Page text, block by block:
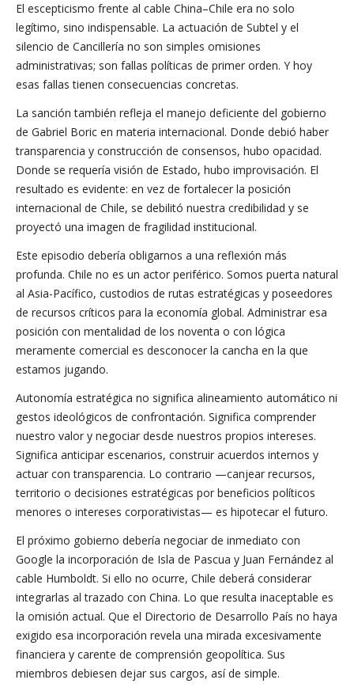
El escepticismo frente al cable China–Chile era no solo
legítimo, sino indispensable. La actuación de Subtel y el
silencio de Cancillería no son simples omisiones
administrativas; son fallas políticas de primer orden. Y hoy
esas fallas tienen consecuencias concretas.
La sanción también refleja el manejo deficiente del gobierno
de Gabriel Boric en materia internacional. Donde debió haber
transparencia y construcción de consensos, hubo opacidad.
Donde se requería visión de Estado, hubo improvisación. El
resultado es evidente: en vez de fortalecer la posición
internacional de Chile, se debilitó nuestra credibilidad y se
proyectó una imagen de fragilidad institucional.
Este episodio debería obligarnos a una reflexión más
profunda. Chile no es un actor periférico. Somos puerta natural
al Asia-Pacífico, custodios de rutas estratégicas y poseedores
de recursos críticos para la economía global. Administrar esa
posición con mentalidad de los noventa o con lógica
meramente comercial es desconocer la cancha en la que
estamos jugando.
Autonomía estratégica no significa alineamiento automático ni
gestos ideológicos de confrontación. Significa comprender
nuestro valor y negociar desde nuestros propios intereses.
Significa anticipar escenarios, construir acuerdos internos y
actuar con transparencia. Lo contrario —canjear recursos,
territorio o decisiones estratégicas por beneficios políticos
menores o intereses corporativistas— es hipotecar el futuro.
El próximo gobierno debería negociar de inmediato con
Google la incorporación de Isla de Pascua y Juan Fernández al
cable Humboldt. Si ello no ocurre, Chile deberá considerar
integrarlas al trazado con China. Lo que resulta inaceptable es
la omisión actual. Que el Directorio de Desarrollo País no haya
exigido esa incorporación revela una mirada excesivamente
financiera y carente de comprensión geopolítica. Sus
miembros debiesen dejar sus cargos, así de simple.